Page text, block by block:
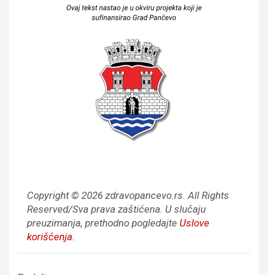
Copyright © 2026 zdravopancevo.rs. All Rights
Reserved/Sva prava zaštićena. U slučaju
preuzimanja, prethodno pogledajte Uslove
korišćenja.